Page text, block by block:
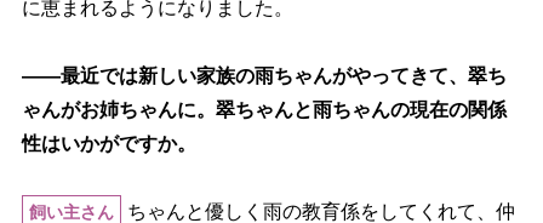
に恵まれるようになりました。
――最近では新しい家族の雨ちゃんがやってきて、翠ち
ゃんがお姉ちゃんに。翠ちゃんと雨ちゃんの現在の関係
性はいかがですか。
飼い主さん
ちゃんと優しく雨の教育係をしてくれて、仲